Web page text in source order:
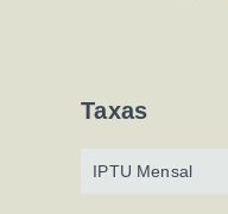
Taxas
IPTU Mensal